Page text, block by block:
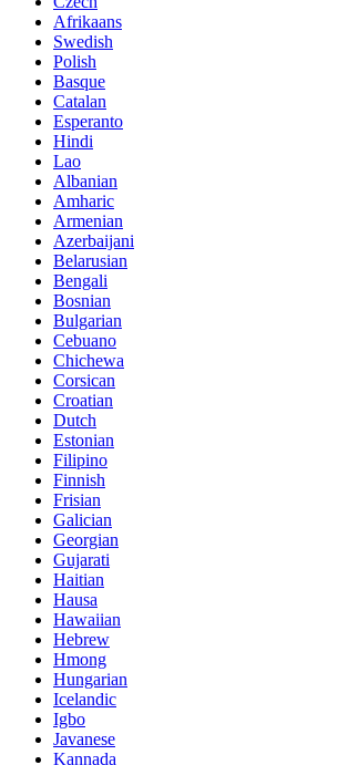
Afrikaans
Swedish
Polish
Basque
Catalan
Esperanto
Hindi
Lao
Albanian
Amharic
Armenian
Azerbaijani
Belarusian
Bengali
Bosnian
Bulgarian
Cebuano
Chichewa
Corsican
Croatian
Dutch
Estonian
Filipino
Finnish
Frisian
Galician
Georgian
Gujarati
Haitian
Hausa
Hawaiian
Hebrew
Hmong
Hungarian
Icelandic
Igbo
Javanese
Kannada